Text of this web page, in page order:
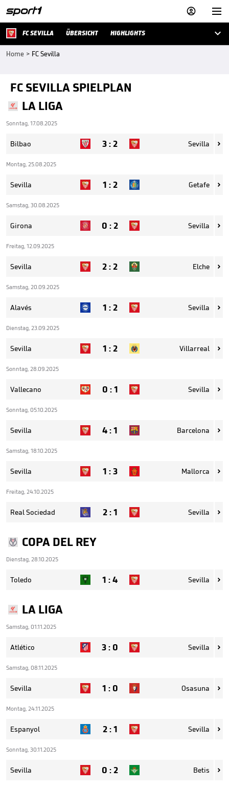


FC SEVILLA ÜBERSICHT HIGHLIGHTS 
Home > FC Sevilla
FC SEVILLA SPIELPLAN
LA LIGA
Sonntag, 17.08.2025
Bilbao 3:2 Sevilla 
Montag, 25.08.2025
Sevilla 1 :2 Getafe 
Samstag, 30.08.2025
Girona 0 :2 Sevilla 
Freitag, 12.09.2025
Sevilla 2:2 Elche 
Samstag, 20.09.2025
Alavés 1 :2 Sevilla 
Dienstag, 23.09.2025
Sevilla 1 :2 Villarreal 
Sonntag, 28.09.2025
Vallecano 0 :1 Sevilla 
Sonntag, 05.10.2025
Sevilla 4:1 Barcelona 
Samstag, 18.10.2025
Sevilla 1 :3 Mallorca 
Freitag, 24.10.2025
Real Sociedad 2:1 Sevilla 
COPA DEL REY
Dienstag, 28.10.2025
Toledo 1 :4 Sevilla 
LA LIGA
Samstag, 01.11.2025
Atlético 3: 0 Sevilla 
Samstag, 08.11.2025
Sevilla 1 : 0 Osasuna 
Montag, 24.11.2025
Espanyol 2:1 Sevilla 
Sonntag, 30.11.2025
Sevilla 0 :2 Betis 